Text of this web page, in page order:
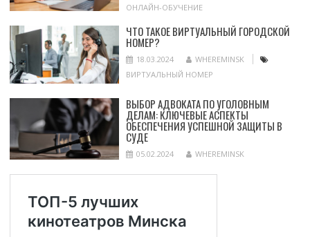
ОНЛАЙН-ОБУЧЕНИЕ
ЧТО ТАКОЕ ВИРТУАЛЬНЫЙ ГОРОДСКОЙ
НОМЕР?
18.03.2024
WHEREMINSK
ВИРТУАЛЬНЫЙ НОМЕР
ВЫБОР АДВОКАТА ПО УГОЛОВНЫМ
ДЕЛАМ: КЛЮЧЕВЫЕ АСПЕКТЫ
ОБЕСПЕЧЕНИЯ УСПЕШНОЙ ЗАЩИТЫ В
СУДЕ
05.02.2024 WHEREMINSK